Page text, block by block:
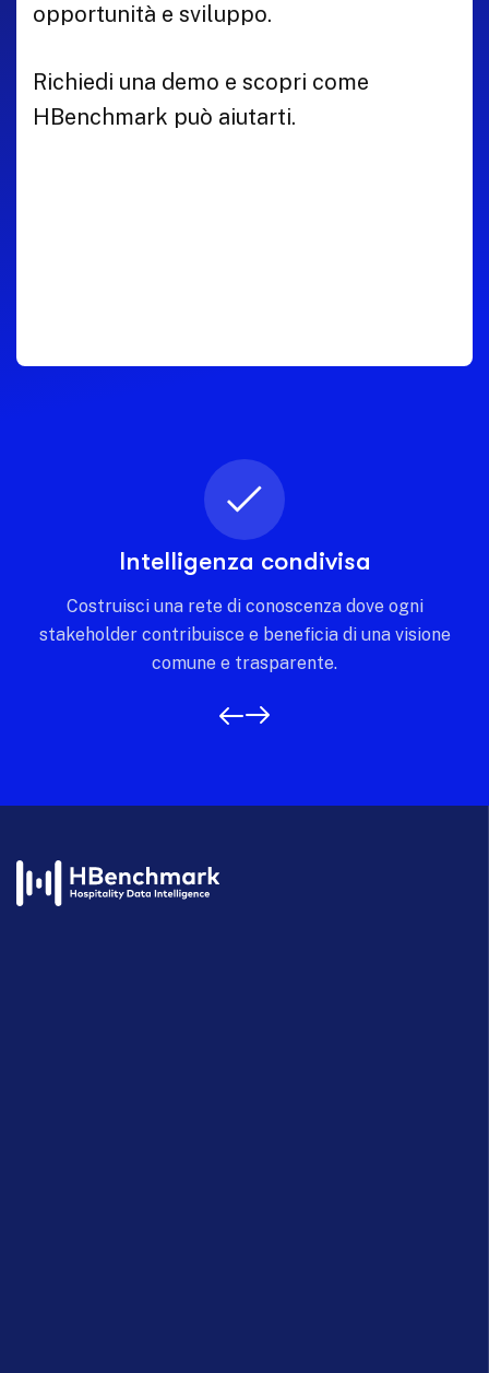
opportunità e sviluppo.
Richiedi una demo e scopri come
HBenchmark può aiutarti.
Intelligenza condivisa
Costruisci una rete di conoscenza dove ogni
stakeholder contribuisce e beneficia di una visione
comune e trasparente.